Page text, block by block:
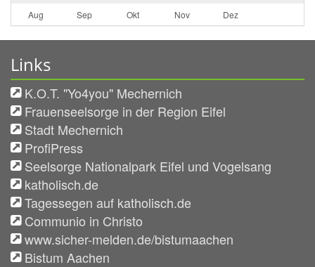
Aug Sep Okt Nov Dez
Links
K.O.T. "Yo4you" Mechernich
Frauenseelsorge in der Region Eifel
Stadt Mechernich
ProfiPress
Seelsorge Nationalpark Eifel und Vogelsang
katholisch.de
Tagessegen auf katholisch.de
Communio in Christo
www.sicher-melden.de/bistumaachen
Bistum Aachen